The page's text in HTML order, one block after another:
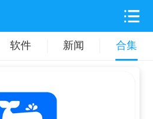
软件 新闻 合集